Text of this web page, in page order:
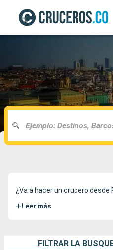
¿Va a hacer un crucero
+ Leer más
FILTRAR LA